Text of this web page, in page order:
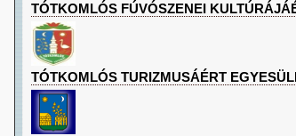
TÓTKOMLÓS FÚVÓSZENEI
TÓTKOMLÓS TURIZMUSÁÉRT